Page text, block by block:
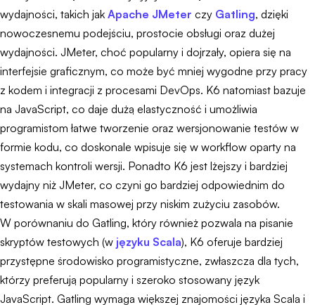
wydajności, takich jak Apache JMeter czy Gatling, dzięki
nowoczesnemu podejściu, prostocie obsługi oraz dużej
wydajności. JMeter, choć popularny i dojrzały, opiera się na
interfejsie graficznym, co może być mniej wygodne przy pracy
z kodem i integracji z procesami DevOps. K6 natomiast bazuje
na JavaScript, co daje dużą elastyczność i umożliwia
programistom łatwe tworzenie oraz wersjonowanie testów w
formie kodu, co doskonale wpisuje się w workflow oparty na
systemach kontroli wersji. Ponadto K6 jest lżejszy i bardziej
wydajny niż JMeter, co czyni go bardziej odpowiednim do
testowania w skali masowej przy niskim zużyciu zasobów.
W porównaniu do Gatling, który również pozwala na pisanie
skryptów testowych (w języku Scala), K6 oferuje bardziej
przystępne środowisko programistyczne, zwłaszcza dla tych,
którzy preferują popularny i szeroko stosowany język
JavaScript. Gatling wymaga większej znajomości języka Scala i